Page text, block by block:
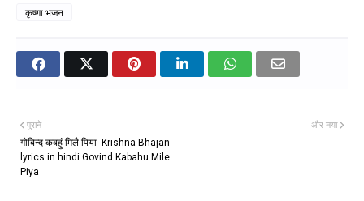
कृष्णा भजन
और नया
पुराने
गोबिन्द कबहुं मिलै पिया- Krishna Bhajan
lyrics in hindi Govind Kabahu Mile
Piya